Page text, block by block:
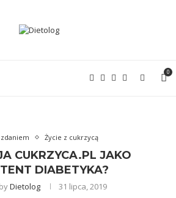
0
Życie z cukrzycą
CUKRZYCA.PL JAKO
DIABETYKA?
Dietolog 31 lipca, 2019